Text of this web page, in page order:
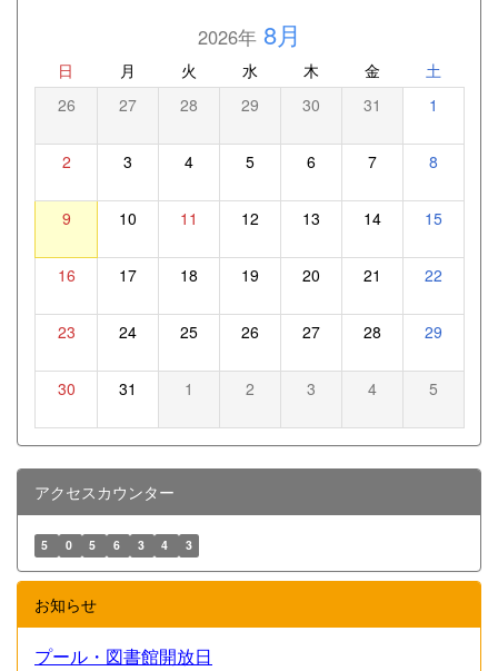
2026年8月
日 月 火 水 木 金 土
26 27 28 29 30 31 1
2 3 4 5 6 7 8
9 10 11 12 13 14 15
16 17 18 19 20 21 22
23 24 25 26 27 28 29
30 31 1 2 3 4 5
アクセスカウンター
5 0 5 6 3 4 3
お知らせ
プール・図書館開放日